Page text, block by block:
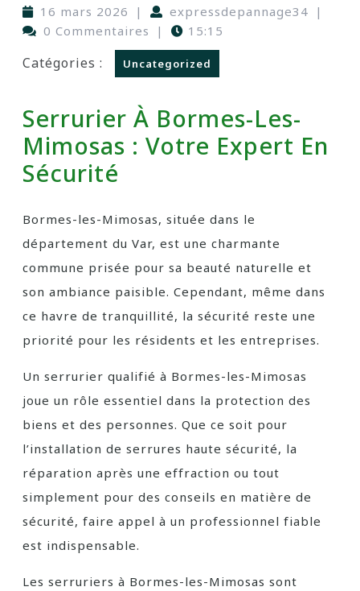
16 mars 2026 | expressdepannage34 |
0 Commentaires
| 15:15
Catégories : Uncategorized
Serrurier À Bormes-Les-
Mimosas : Votre Expert En
Sécurité
Bormes-les-Mimosas, située dans le
département du Var, est une charmante
commune prisée pour sa beauté naturelle et
son ambiance paisible. Cependant, même dans
ce havre de tranquillité, la sécurité reste une
priorité pour les résidents et les entreprises.
Un serrurier qualifié à Bormes-les-Mimosas
joue un rôle essentiel dans la protection des
biens et des personnes. Que ce soit pour
l’installation de serrures haute sécurité, la
réparation après une effraction ou tout
simplement pour des conseils en matière de
sécurité, faire appel à un professionnel fiable
est indispensable.
Les serruriers à Bormes-les-Mimosas sont